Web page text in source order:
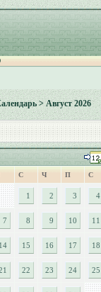
> Август 2026
С Ч П С
1 2 3 4
7 8 9 10 11
14 15 16 17 18
22 23 24 25